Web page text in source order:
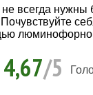
не всегда
4,67/5